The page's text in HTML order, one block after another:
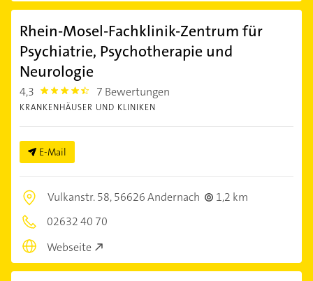
Rhein-Mosel-Fachklinik-Zentrum für
Psychiatrie, Psychotherapie und
Neurologie
4,3 4.3 7 Bewertungen
KRANKENHÄUSER UND KLINIKEN
E-Mail
Vulkanstr. 58,56626 Andernach
1,2 km
02632 40 70
Webseite